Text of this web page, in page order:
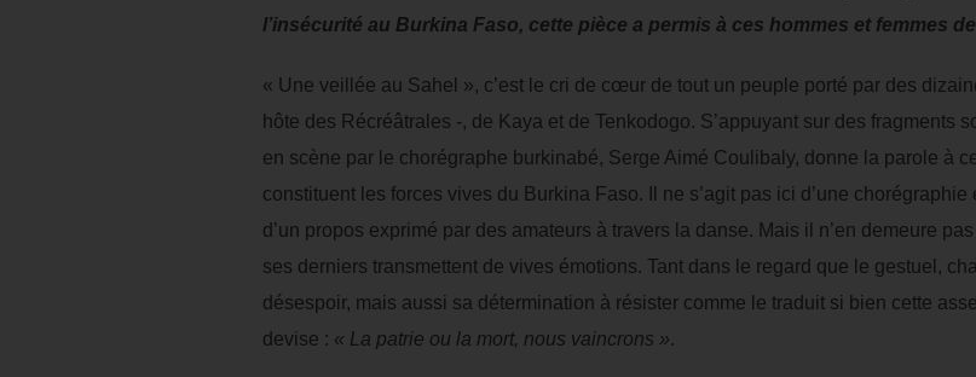
l’insécurité au Burkina Faso, cette pièce a permis à ces hommes et femmes
« Une veillée au Sahel », c’est le cri de cœur de tout un peuple porté par des
hôte des Récréâtrales -, de Kaya et de Tenkodogo. S’appuyant sur des fragments
en scène par le chorégraphe burkinabé, Serge Aimé Coulibaly, donne la parole à
constituent les forces vives du Burkina Faso. Il ne s’agit pas ici d’une
d’un propos exprimé par des amateurs à travers la danse. Mais il n’en demeure
ses derniers transmettent de vives émotions. Tant dans le regard que le gestuel,
désespoir, mais aussi sa détermination à résister comme le traduit si bien cette
devise : « La patrie ou la mort, nous vaincrons ».